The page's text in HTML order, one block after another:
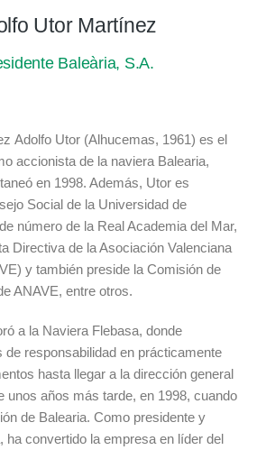
Utor Martínez
Baleària, S.A.
Adolfo Utor (Alhucemas, 1961) es el
accionista de la naviera Balearia,
en 1998. Además, Utor es
Social de la Universidad de
número de la Real Academia del Mar,
Directiva de la Asociación Valenciana
y también preside la Comisión de
ANAVE, entre otros.
a la Naviera Flebasa, donde
de responsabilidad en prácticamente
hasta llegar a la dirección general
unos años más tarde, en 1998, cuando
de Balearia. Como presidente y
ha convertido la empresa en líder del